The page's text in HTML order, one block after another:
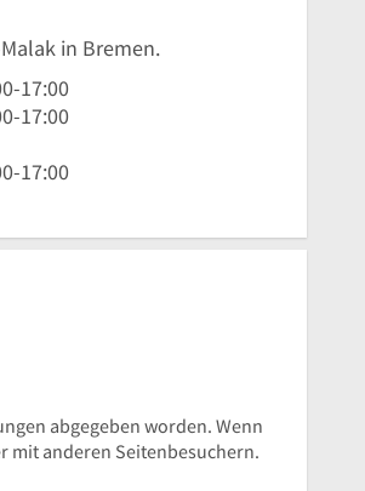
in Bremen.
-17:00
-17:00
-17:00
abgegeben worden. Wenn
mit anderen Seitenbesuchern.